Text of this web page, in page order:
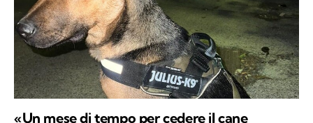
«Un mese di tempo per cedere il cane